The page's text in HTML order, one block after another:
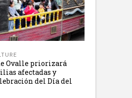
Ovalle priorizará
afectadas y
del Día del